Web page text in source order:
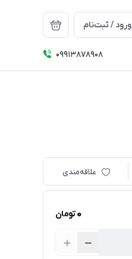
ورود / ثبت‌نام
09913878908
علاقه‌مندی
0تومان